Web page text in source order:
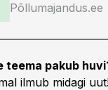
Põllumajandus.ee
teema pakub
ilmub midagi